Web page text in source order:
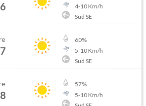
4-10Km/h
Sud SE
60%
5-10Km/h
Sud SE
57%
5-10Km/h